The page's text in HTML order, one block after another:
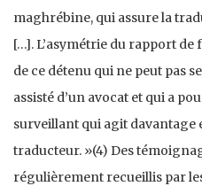
maghrébine, qui assure la
[…]. L’asymétrie du rapport
de ce détenu qui ne peut pas
assisté d’un avocat et qui a
surveillant qui agit davantage
traducteur. »(4) Des
régulièrement recueillis par